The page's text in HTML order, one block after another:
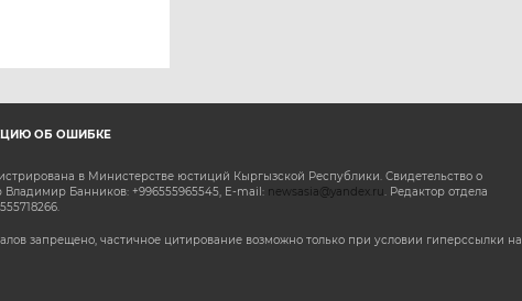
ОБ ОШИБКЕ
в Министерстве юстиций Кыргызской Республики. Свидетельство о
Банников: +996555965545, E-mail: newsasia@yandex.ru. Редактор отдела
запрещено, частичное цитирование возможно только при условии гиперссылки на